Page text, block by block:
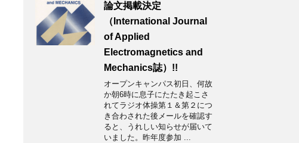
論文掲載決定
（International Journal
of Applied
Electromagnetics and
Mechanics誌）!!
オープンキャンパス初日、何故
か朝6時に息子にたたき起こさ
れてラジオ体操第１＆第２につ
き合わされた後メールを確認す
ると、うれしい知らせが届いて
いました。昨年度参加 ...